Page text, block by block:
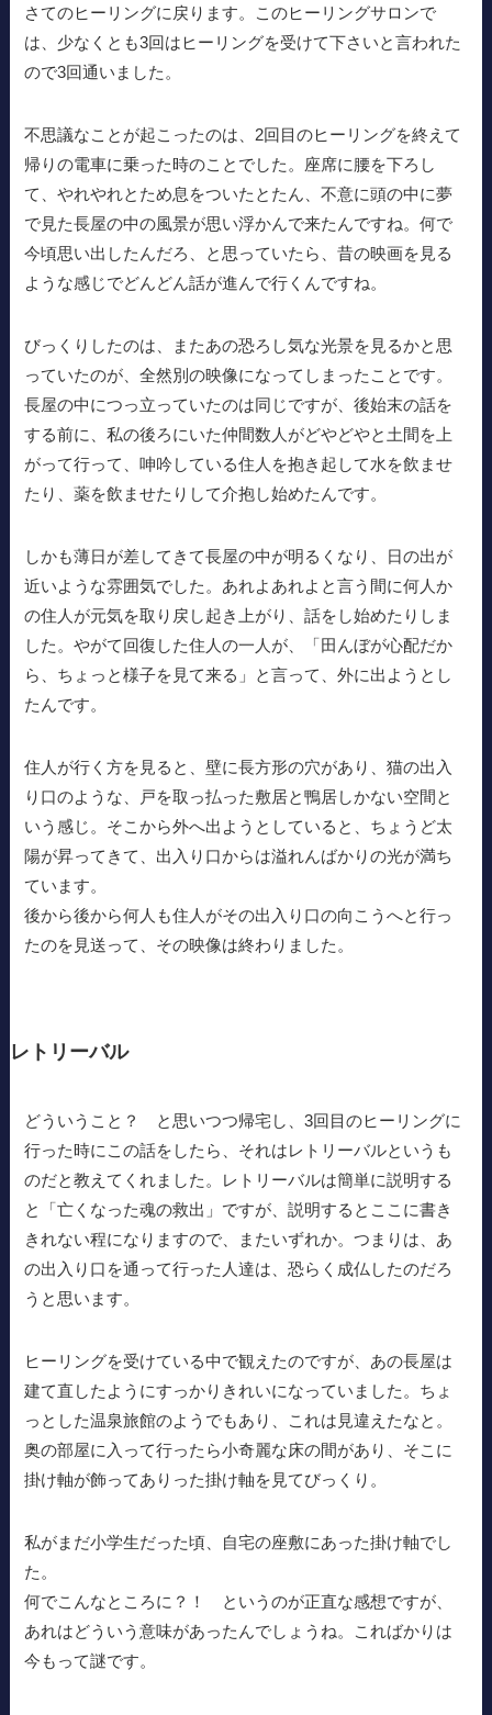
さてのヒーリングに戻ります。このヒーリングサロンで
は、少なくとも3回はヒーリングを受けて下さいと言われた
ので3回通いました。
不思議なことが起こったのは、2回目のヒーリングを終えて
帰りの電車に乗った時のことでした。座席に腰を下ろし
て、やれやれとため息をついたとたん、不意に頭の中に夢
で見た長屋の中の風景が思い浮かんで来たんですね。何で
今頃思い出したんだろ、と思っていたら、昔の映画を見る
ような感じでどんどん話が進んで行くんですね。
びっくりしたのは、またあの恐ろし気な光景を見るかと思
っていたのが、全然別の映像になってしまったことです。
長屋の中につっ立っていたのは同じですが、後始末の話を
する前に、私の後ろにいた仲間数人がどやどやと土間を上
がって行って、呻吟している住人を抱き起して水を飲ませ
たり、薬を飲ませたりして介抱し始めたんです。
しかも薄日が差してきて長屋の中が明るくなり、日の出が
近いような雰囲気でした。あれよあれよと言う間に何人か
の住人が元気を取り戻し起き上がり、話をし始めたりしま
した。やがて回復した住人の一人が、「田んぼが心配だか
ら、ちょっと様子を見て来る」と言って、外に出ようとし
たんです。
住人が行く方を見ると、壁に長方形の穴があり、猫の出入
り口のような、戸を取っ払った敷居と鴨居しかない空間と
いう感じ。そこから外へ出ようとしていると、ちょうど太
陽が昇ってきて、出入り口からは溢れんばかりの光が満ち
ています。
後から後から何人も住人がその出入り口の向こうへと行っ
たのを見送って、その映像は終わりました。
レトリーバル
どういうこと？ と思いつつ帰宅し、3回目のヒーリングに
行った時にこの話をしたら、それはレトリーバルというも
のだと教えてくれました。レトリーバルは簡単に説明する
と「亡くなった魂の救出」ですが、説明するとここに書き
きれない程になりますので、またいずれか。つまりは、あ
の出入り口を通って行った人達は、恐らく成仏したのだろ
うと思います。
ヒーリングを受けている中で観えたのですが、あの長屋は
建て直したようにすっかりきれいになっていました。ちょ
っとした温泉旅館のようでもあり、これは見違えたなと。
奥の部屋に入って行ったら小奇麗な床の間があり、そこに
掛け軸が飾ってありった掛け軸を見てびっくり。
私がまだ小学生だった頃、自宅の座敷にあった掛け軸でし
た。
何でこんなところに？！ というのが正直な感想ですが、
あれはどういう意味があったんでしょうね。こればかりは
今もって謎です。